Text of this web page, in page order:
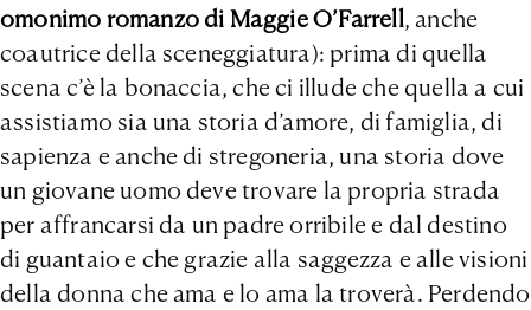
omonimo romanzo di Maggie O’Farrell, anche
coautrice della sceneggiatura): prima di quella
scena c’è la bonaccia, che ci illude che quella a cui
assistiamo sia una storia d’amore, di famiglia, di
sapienza e anche di stregoneria, una storia dove
un giovane uomo deve trovare la propria strada
per affrancarsi da un padre orribile e dal destino
di guantaio e che grazie alla saggezza e alle visioni
della donna che ama e lo ama la troverà. Perdendo